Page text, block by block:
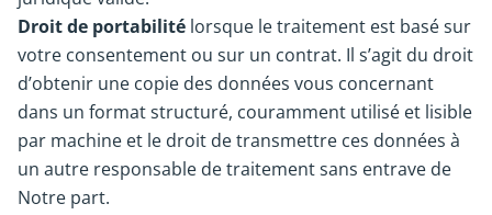
Droit de portabilité lorsque le traitement est basé sur
votre consentement ou sur un contrat. Il s’agit du droit
d’obtenir une copie des données vous concernant
dans un format structuré, couramment utilisé et lisible
par machine et le droit de transmettre ces données à
un autre responsable de traitement sans entrave de
Notre part.